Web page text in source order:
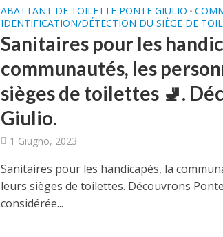
ABATTANT DE TOILETTE PONTE GIULIO •
IDENTIFICATION/DÉTECTION DU SIÈGE DE
Sanitaires pour les
communautés, les
sièges de toilettes 🚽.
Giulio.
1 Giugno, 2023
Sanitaires pour les handicapés, la
leurs sièges de toilettes. Découvrons
considérée...